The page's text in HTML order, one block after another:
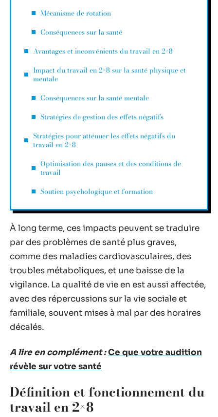
Mécanisme de rotation
Conséquences sur la santé
Avantages et inconvénients du travail en 2×8
Impact du travail en 2×8 sur la santé physique et
mentale
Conséquences sur la santé mentale
Stratégies de gestion des effets négatifs
Stratégies pour atténuer les effets négatifs du
travail en 2×8
Optimisation des pauses et des conditions de
travail
Soutien psychologique et formation
À long terme, ces impacts peuvent se traduire
par des problèmes de santé plus graves,
comme des maladies cardiovasculaires, des
troubles métaboliques, et une baisse de la
vigilance. La qualité de vie en est aussi affectée,
avec des répercussions sur la vie sociale et
familiale, souvent mises à mal par des horaires
décalés.
A lire en complément :Ce que votre audition
révèle sur votre santé
Définition et fonctionnement du
travail en 2×8